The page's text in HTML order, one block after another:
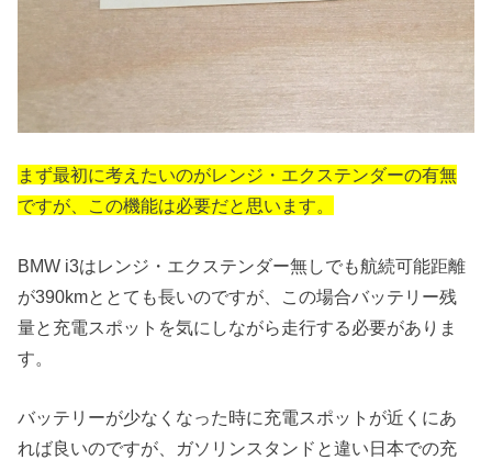
まず最初に考えたいのがレンジ・エクステンダーの有無
ですが、この機能は必要だと思います。
BMW i3はレンジ・エクステンダー無しでも航続可能距離
が390kmととても長いのですが、この場合バッテリー残
量と充電スポットを気にしながら走行する必要がありま
す。
バッテリーが少なくなった時に充電スポットが近くにあ
れば良いのですが、ガソリンスタンドと違い日本での充